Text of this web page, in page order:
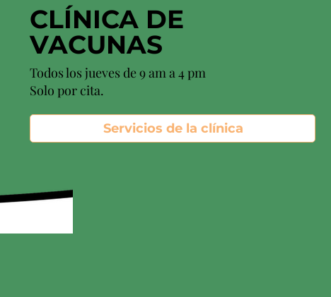
CLÍNICA DE
VACUNAS
Todos los jueves de 9 am a 4 pm
Solo por cita.
Servicios de la clínica